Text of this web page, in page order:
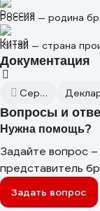
Россия — родина
Китай — страна
Документация
Сертификат дилера
Вопросы и
Нужна помощь?
Задайте вопрос
представитель
Задать вопрос